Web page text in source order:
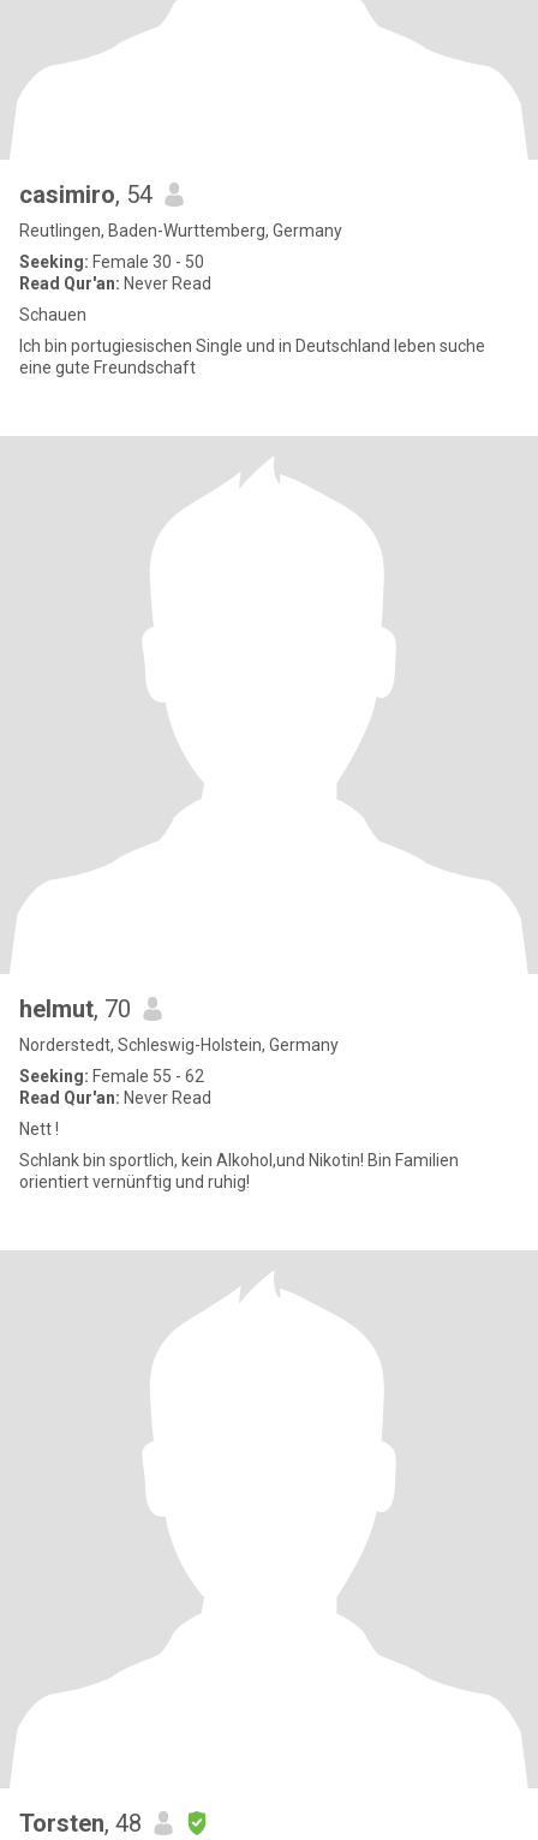
casimiro, 54
Reutlingen, Baden-Wurttemberg, Germany
Seeking: Female 30 - 50
Read Qur'an: Never Read
Schauen
Ich bin portugiesischen Single und in Deutschland leben suche
eine gute Freundschaft
helmut, 70
Norderstedt, Schleswig-Holstein, Germany
Seeking: Female 55 - 62
Read Qur'an: Never Read
Nett !
Schlank bin sportlich, kein Alkohol,und Nikotin! Bin Familien
orientiert vernünftig und ruhig!
Torsten, 48